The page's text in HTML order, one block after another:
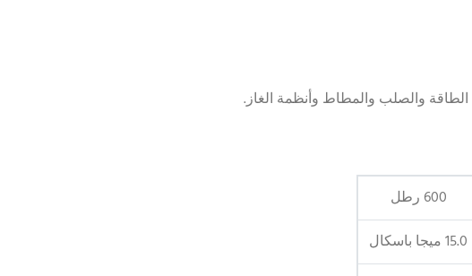
والصلب والمطاط وأنظمة الغاز.
600 رطل
15.0 ميجا باسكال